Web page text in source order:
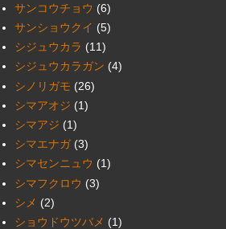
サンコウチョウ (6)
サンショウクイ (5)
シジュウカラ (11)
シジュウカラガン (4)
シノリガモ (26)
シマアオジ (1)
シマアジ (1)
シマエナガ (3)
シマセンニュウ (1)
シマフクロウ (3)
シメ (2)
ショウドウツバメ (1)